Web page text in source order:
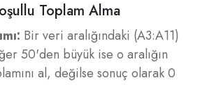
Toplam Alma
Bir veri aralığındaki (A3:A11)
50'den büyük ise o aralığın
al, değilse sonuç olarak 0